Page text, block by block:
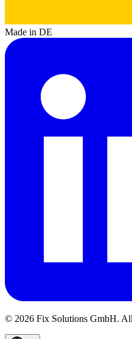
Made in DE
© 2026 Fix Solutions GmbH.